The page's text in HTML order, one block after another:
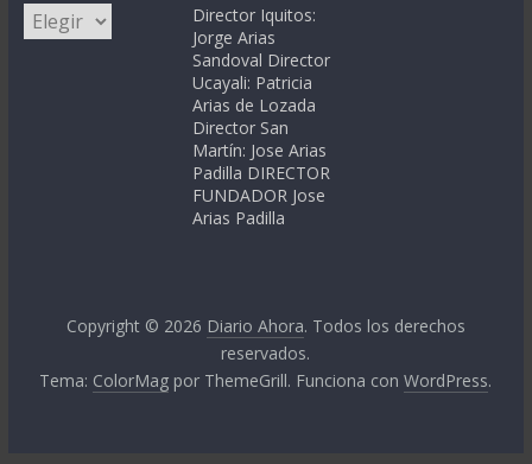
Categorías
Director Iquitos:
Jorge Arias
Sandoval Director
Ucayali: Patricia
Arias de Lozada
Director San
Martín: Jose Arias
Padilla DIRECTOR
FUNDADOR Jose
Arias Padilla
Copyright © 2026 Diario Ahora. Todos los derechos
reservados.
Tema: ColorMag por ThemeGrill. Funciona conWordPress.